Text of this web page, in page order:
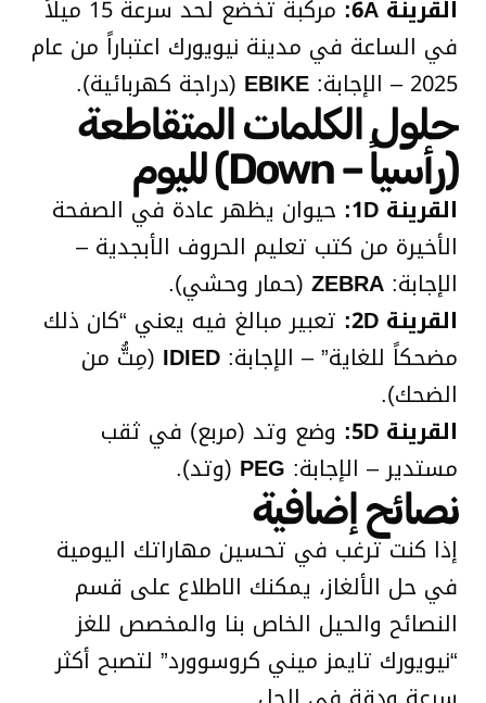
القرينة 6A:
مركبة تخضع لحد سرعة 15 ميلاً
في الساعة في مدينة نيويورك اعتباراً من عام
2025 – الإجابة:
EBIKE (دراجة كهربائية).
حلول الكلمات المتقاطعة
(رأسياً – Down) لليوم
القرينة 1D:
حيوان يظهر عادة في الصفحة
الأخيرة من كتب تعليم الحروف الأبجدية –
الإجابة:ZEBRA (حمار وحشي).
القرينة 2D:
تعبير مبالغ فيه يعني “كان ذلك
مضحكاً للغاية” – الإجابة:IDIED (مِتُّ من
الضحك).
القرينة 5D:
وضع وتد (مربع) في ثقب
مستدير – الإجابة: PEG (وتد).
نصائح إضافية
إذا كنت ترغب في تحسين مهاراتك اليومية
في حل الألغاز، يمكنك الاطلاع على قسم
النصائح والحيل الخاص بنا والمخصص للغز
“نيويورك تايمز ميني كروسوورد” لتصبح أكثر